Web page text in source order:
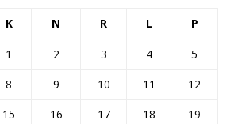
K N R L P
1 2 3 4
5
8 9 10 11
12
15 16 17 18
19